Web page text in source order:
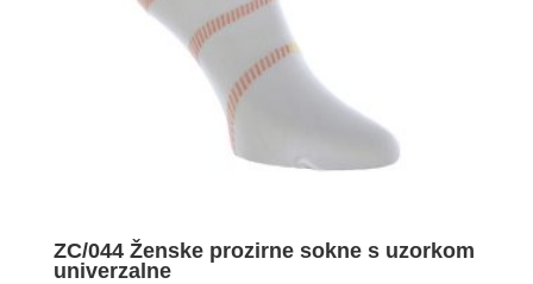
ZC/044 Ženske prozirne sokne s uzorkom
univerzalne